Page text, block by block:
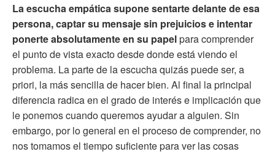
La escucha empática supone sentarte delante de esa
persona, captar su mensaje sin prejuicios e intentar
ponerte absolutamente en su papelpara comprender
el punto de vista exacto desde donde está viendo el
problema. La parte de la escucha quizás puede ser, a
priori, la más sencilla de hacer bien. Al final la principal
diferencia radica en el grado de interés e implicación que
le ponemos cuando queremos ayudar a alguien. Sin
embargo, por lo general en el proceso de comprender, no
nos tomamos el tiempo suficiente para ver las cosas